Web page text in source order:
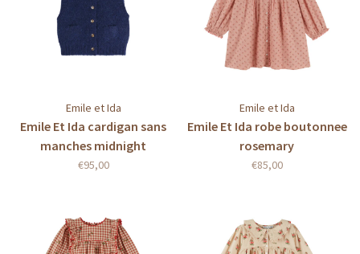
Emile et Ida
Emile Et Ida cardigan sans
manches midnight
€95,00
Emile et Ida
Emile Et Ida robe boutonnee
rosemary
€85,00